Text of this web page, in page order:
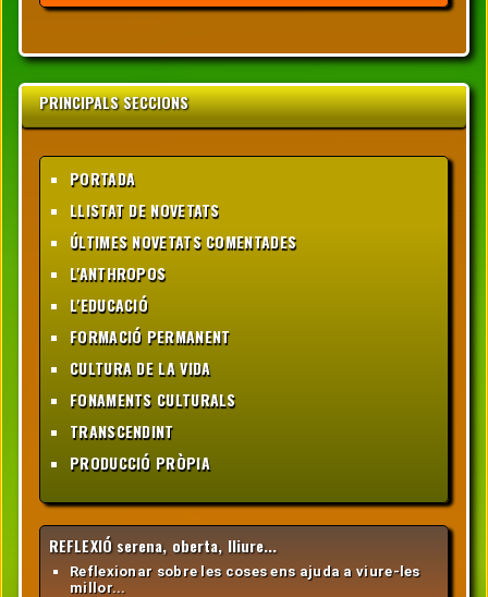
PRINCIPALS SECCIONS
PORTADA
LLISTAT DE NOVETATS
ÚLTIMES NOVETATS COMENTADES
L'ANTHROPOS
L'EDUCACIÓ
FORMACIÓ PERMANENT
CULTURA DE LA VIDA
FONAMENTS CULTURALS
TRANSCENDINT
PRODUCCIÓ PRÒPIA
REFLEXIÓ serena, oberta, lliure...
Reflexionar sobre les coses ens ajuda a viure-les
millor...